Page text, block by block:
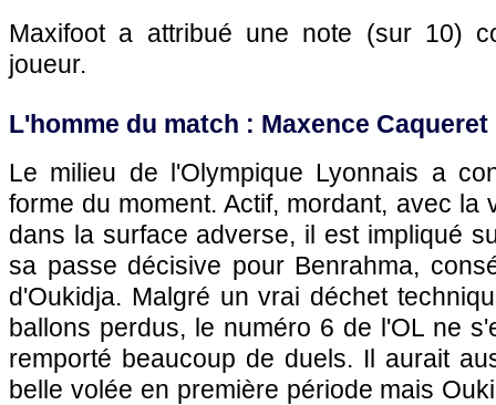
Maxifoot a attribué une note (sur 10)
joueur.
L'homme du match : Maxence Caqueret
Le milieu de l'Olympique Lyonnais a
forme du moment. Actif, mordant, avec la
dans la surface adverse, il est impliqué
sa passe décisive pour Benrahma,
d'Oukidja. Malgré un vrai déchet
ballons perdus, le numéro 6 de l'OL ne
remporté beaucoup de duels. Il aurait
belle volée en première période mais